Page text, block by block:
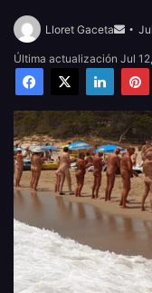
Lloret Gaceta
email
Última actualización Jul
Facebook
X